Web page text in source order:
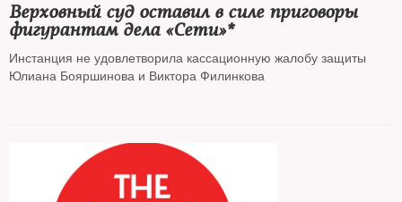
Верховный суд оставил в силе приговоры
фигурантам дела «Сети»*
Инстанция не удовлетворила кассационную жалобу защиты
Юлиана Бояршинова и Виктора Филинкова